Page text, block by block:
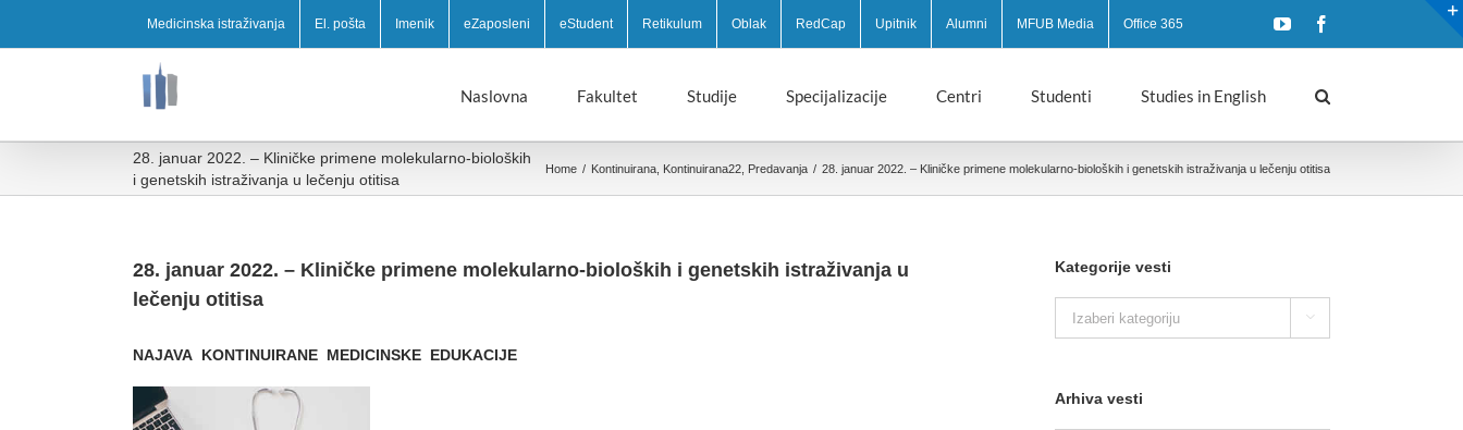
Medicinska istraživanja El. pošta Imenik eZaposleni eStudent Retikulum Oblak RedCap Upitnik Alumni MFUB Media Office 365 YouTube
Naslovna Fakultet Studije Specijalizacije Centri Studenti Studies in English
28. januar 2022. – Kliničke primene molekularno-bioloških
i genetskih istraživanja u lečenju otitisa
Home / Kontinuirana Kontinuirana22 Predavanja / 28. januar 2022. – Kliničke primene molekularno-bioloških i genetskih istraživanja u lečenju otitisa
28. januar 2022. – Kliničke primene molekularno-bioloških i genetskih istraživanja u
lečenju otitisa
NAJAVA KONTINUIRANE MEDICINSKE EDUKACIJE
Kategorije vesti
vesti

Arhiva vesti